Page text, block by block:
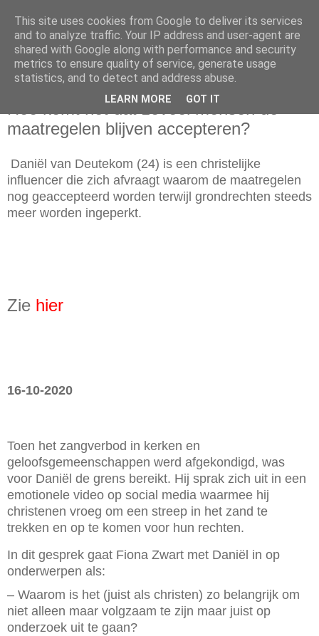
vrijdag 16 oktober 2020
Hoe komt het dat zoveel mensen de
maatregelen blijven accepteren?
Daniël van Deutekom (24) is een christelijke
influencer die zich afvraagt waarom de maatregelen
nog geaccepteerd worden terwijl grondrechten steeds
meer worden ingeperkt.
Zie hier
16-10-2020
Toen het zangverbod in kerken en
geloofsgemeenschappen werd afgekondigd, was
voor Daniël de grens bereikt. Hij sprak zich uit in een
emotionele video op social media waarmee hij
christenen vroeg om een streep in het zand te
trekken en op te komen voor hun rechten.
In dit gesprek gaat Fiona Zwart met Daniël in op
onderwerpen als:
– Waarom is het (juist als christen) zo belangrijk om
niet alleen maar volgzaam te zijn maar juist op
onderzoek uit te gaan?
This site uses cookies from Google to deliver its services
and to analyze traffic. Your IP address and user-agent are
shared with Google along with performance and security
metrics to ensure quality of service, generate usage
statistics, and to detect and address abuse.
LEARN MORE GOT IT